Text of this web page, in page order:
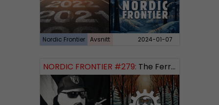
Nordic Frontier Avsnitt 2024-01-07
NORDIC FRONTIER #279: The Ferryman’s Toll